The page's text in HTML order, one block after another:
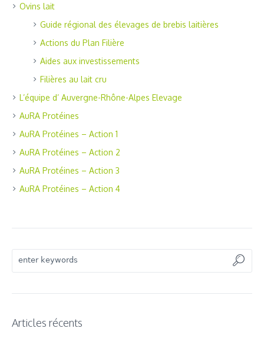
Ovins lait
Guide régional des élevages de brebis laitières
Actions du Plan Filière
Aides aux investissements
Filières au lait cru
L’équipe d’ Auvergne-Rhône-Alpes Elevage
AuRA Protéines
AuRA Protéines – Action 1
AuRA Protéines – Action 2
AuRA Protéines – Action 3
AuRA Protéines – Action 4
Articles récents